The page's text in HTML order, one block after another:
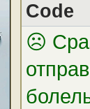
Code
☹️